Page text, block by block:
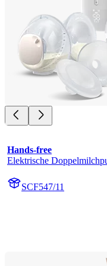
Hands-free
Elektrische
SCF547/11